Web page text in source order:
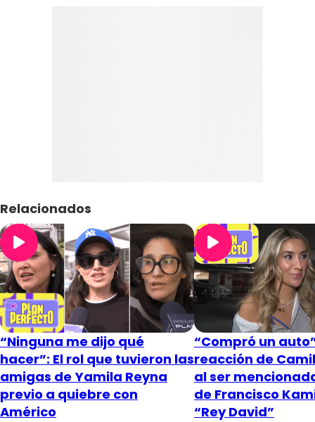
Relacionados
“Ninguna me dijo qué
hacer”: El rol que tuvieron las
amigas de Yamila Reyna
previo a quiebre con
Américo
“Compró un
reacción de
al ser
de Francisco
“Rey David”